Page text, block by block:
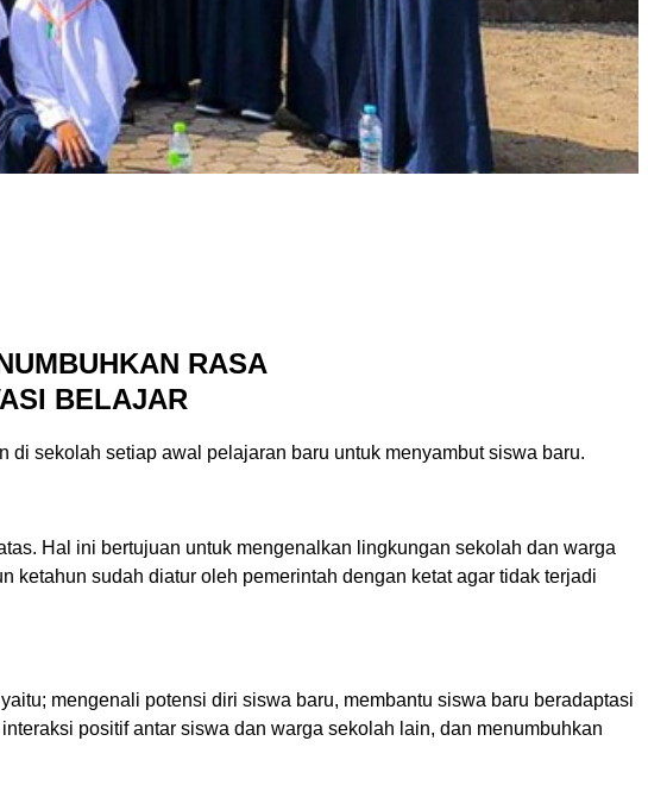
RASA
BELAJAR
sekolah setiap awal pelajaran baru untuk menyambut siswa baru.
Hal ini bertujuan untuk mengenalkan lingkungan sekolah dan warga
ketahun sudah diatur oleh pemerintah dengan ketat agar tidak terjadi
mengenali potensi diri siswa baru, membantu siswa baru beradaptasi
positif antar siswa dan warga sekolah lain, dan menumbuhkan